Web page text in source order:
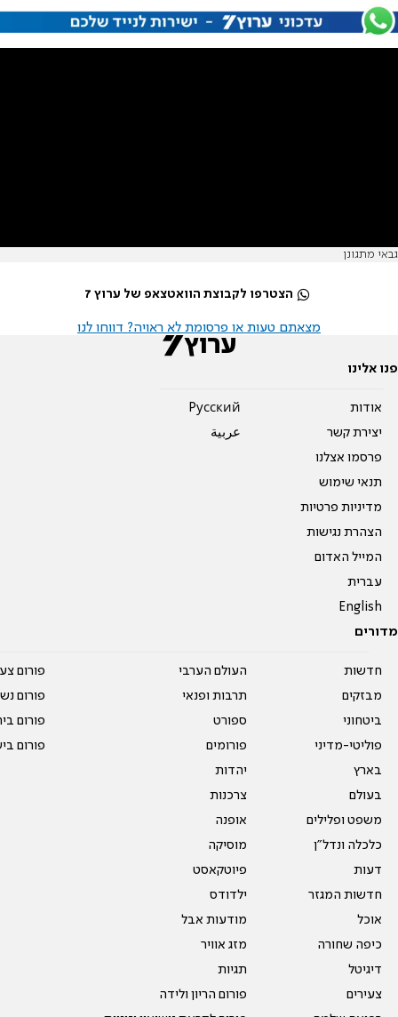
גבאי מתגונן
הצטרפו לקבוצת הוואטצאפ של ערוץ 7
מצאתם טעות או פרסומת לא ראויה? דווחו לנו
פנו אלינו
אודות
יצירת קשר
פרסמו אצלנו
תנאי שימוש
מדיניות פרטיות
הצהרת נגישות
המייל האדום
עברית
English
Pусский
عربية
מדורים
חדשות
מבזקים
ביטחוני
פוליטי-מדיני
בארץ
בעולם
משפט ופלילים
כלכלה ונדל"ן
דעות
חדשות המגזר
אוכל
כיפה שחורה
דיגיטל
צעירים
העולם הערבי
תרבות ופנאי
ספורט
פורומים
יהדות
צרכנות
אופנה
מוסיקה
פיוטקאסט
ילדודס
מודעות אבל
מזג אוויר
תגיות
פורום הריון ולידה
פורום
פורום
פורום
פורום